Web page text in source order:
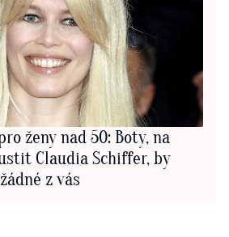
ženy nad 50: Boty, na
Claudia Schiffer, by
z vás